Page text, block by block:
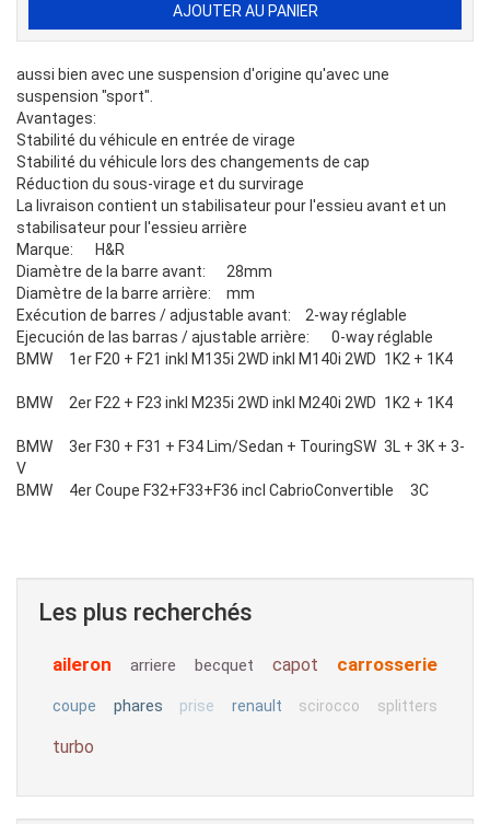
aussi bien avec une suspension d'origine qu'avec une
suspension "sport".
Avantages:
Stabilité du véhicule en entrée de virage
Stabilité du véhicule lors des changements de cap
Réduction du sous-virage et du survirage
La livraison contient un stabilisateur pour l'essieu avant et un
stabilisateur pour l'essieu arrière
Marque:
H&R
Diamètre de la barre avant:
28mm
Diamètre de la barre arrière:
mm
Exécution de barres / adjustable avant:
2-way réglable
Ejecución de las barras / ajustable arrière:
0-way réglable
BMW
1er F20 + F21 inkl M135i 2WD inkl M140i 2WD 1K2 + 1K4
BMW 2er F22 + F23 inkl M235i 2WD inkl M240i 2WD 1K2 + 1K4
BMW 3er F30 + F31 + F34 Lim/Sedan + TouringSW 3L + 3K + 3-
V
BMW
4er Coupe F32+F33+F36 incl CabrioConvertible 3C
Les plus recherchés
aileron arriere becquet capot carrosserie
coupe phares prise renault scirocco splitters
turbo